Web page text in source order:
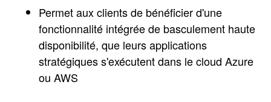
Permet aux clients de bénéficier d'une
fonctionnalité intégrée de basculement haute
disponibilité, que leurs applications
stratégiques s'exécutent dans le cloud Azure
ou AWS